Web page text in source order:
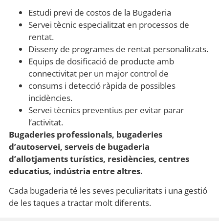
Estudi previ de costos de la Bugaderia
Servei tècnic especialitzat en processos de
rentat.
Disseny de programes de rentat personalitzats.
Equips de dosificació de producte amb
connectivitat per un major control de
consums i detecció ràpida de possibles
incidències.
Servei tècnics preventius per evitar parar
l’activitat.
Bugaderies professionals, bugaderies
d’autoservei, serveis de bugaderia
d’allotjaments turístics, residències, centres
educatius, indústria entre altres.
Cada bugaderia té les seves peculiaritats i una gestió
de les taques a tractar molt diferents.